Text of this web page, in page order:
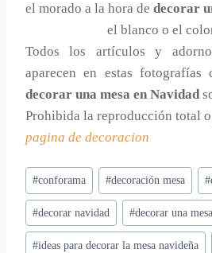
el morado a la hora de decorar
el blanco o el
Todos los artículos y
aparecen en estas fotografías
decorar una mesa en Navidad
Prohibida la reproducción total
pagina de decoracion
Etiquetas
de
la
entrada:
#conforama #decoración mesa #
#decorar navidad #decorar una
#ideas para decorar la mesa navideña